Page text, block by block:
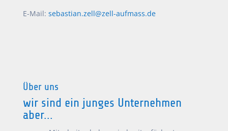
E-Mail: sebastian.zell@zell-aufmass.de
Über uns
wir sind ein junges Unternehmen
aber...